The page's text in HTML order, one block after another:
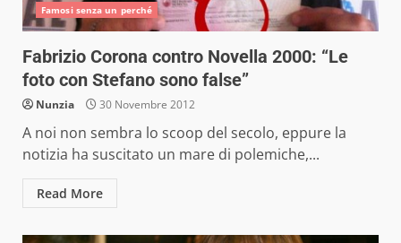
Famosi senza un perché
Fabrizio Corona contro Novella 2000: “Le
foto con Stefano sono false”
Nunzia 30 Novembre 2012
A noi non sembra lo scoop del secolo, eppure la
notizia ha suscitato un mare di polemiche,...
Read More